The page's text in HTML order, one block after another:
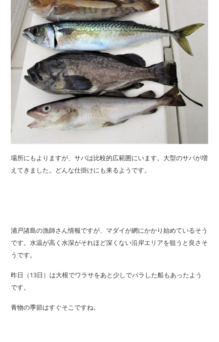
場所にもよりますが、サバは比較的広範囲にいます。大型のサバが増
えてきました。どんな仕掛けにも来るようです。
浦戸諸島の漁師さん情報ですが、マダイが網にかかり始めているそう
です。水温が高く水深がそれほど深くない沿岸エリアを狙うと良さそ
うです。
昨日（13日）は大根でワラサをあと少しでバラした船もあったよう
です。
青物の季節はすぐそこですね。